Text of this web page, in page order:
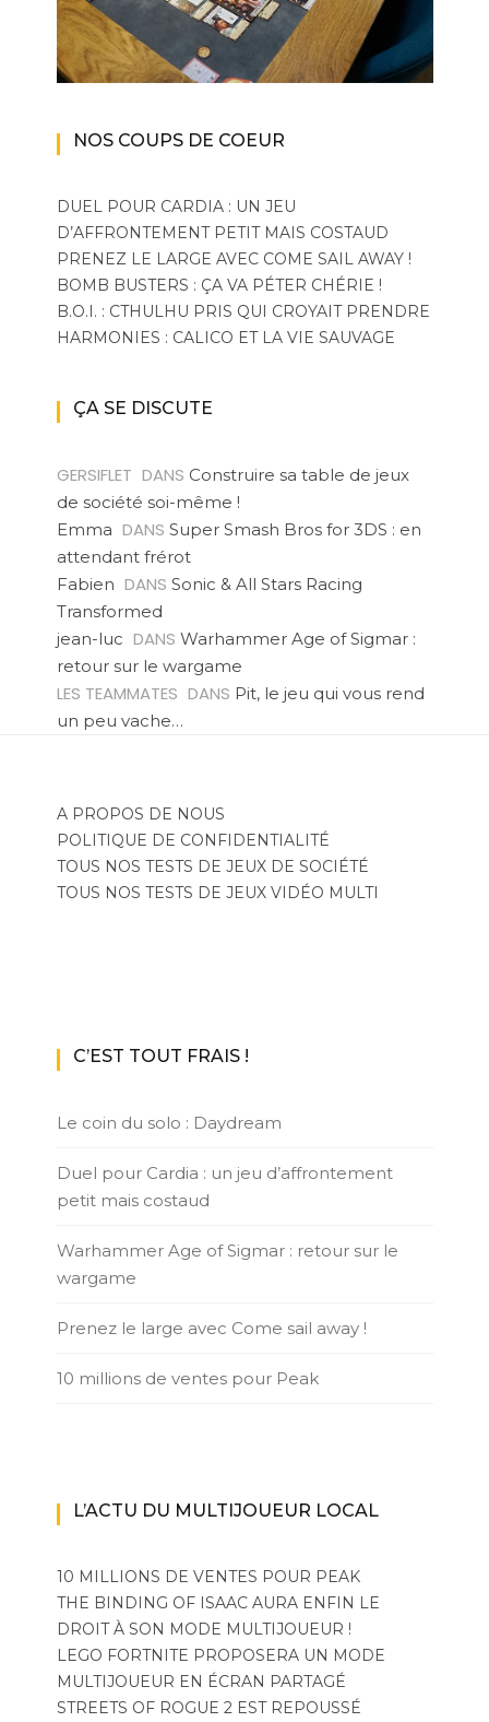
NOS COUPS DE COEUR
DUEL POUR CARDIA : UN JEU
D’AFFRONTEMENT PETIT MAIS COSTAUD
PRENEZ LE LARGE AVEC COME SAIL AWAY !
BOMB BUSTERS : ÇA VA PÉTER CHÉRIE !
B.O.I. : CTHULHU PRIS QUI CROYAIT PRENDRE
HARMONIES : CALICO ET LA VIE SAUVAGE
ÇA SE DISCUTE
GERSIFLET DANS Construire sa table de jeux
de société soi-même !
Emma DANS Super Smash Bros for 3DS : en
attendant frérot
Fabien DANS Sonic & All Stars Racing
Transformed
jean-luc DANS Warhammer Age of Sigmar :
retour sur le wargame
LES TEAMMATES DANS Pit, le jeu qui vous rend
un peu vache…
A PROPOS DE NOUS
POLITIQUE DE CONFIDENTIALITÉ
TOUS NOS TESTS DE JEUX DE SOCIÉTÉ
TOUS NOS TESTS DE JEUX VIDÉO MULTI
C’EST TOUT FRAIS !
Le coin du solo : Daydream
Duel pour Cardia : un jeu d’affrontement
petit mais costaud
Warhammer Age of Sigmar : retour sur le
wargame
Prenez le large avec Come sail away !
10 millions de ventes pour Peak
L’ACTU DU MULTIJOUEUR LOCAL
10 MILLIONS DE VENTES POUR PEAK
THE BINDING OF ISAAC AURA ENFIN LE
DROIT À SON MODE MULTIJOUEUR !
LEGO FORTNITE PROPOSERA UN MODE
MULTIJOUEUR EN ÉCRAN PARTAGÉ
STREETS OF ROGUE 2 EST REPOUSSÉ